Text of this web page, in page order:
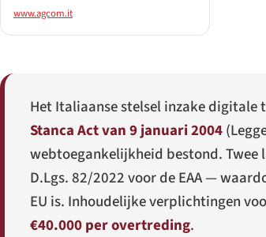
www.agcom.it
Het Italiaanse stelsel inzake digitale
Stanca Act van 9 januari 2004(
webtoegankelijkheid bestond.
D.Lgs. 82/2022voor de EAA —
EU is. Inhoudelijke verplichtingen
€40.000 per overtreding.